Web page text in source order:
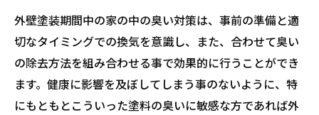
外壁塗装期間中の家の中の臭い対策は、事前の準備と適
切なタイミングでの換気を意識し、また、合わせて臭い
の除去方法を組み合わせる事で効果的に行うことができ
ます。健康に影響を及ぼしてしまう事のないように、特
にもともとこういった塗料の臭いに敏感な方であれば外